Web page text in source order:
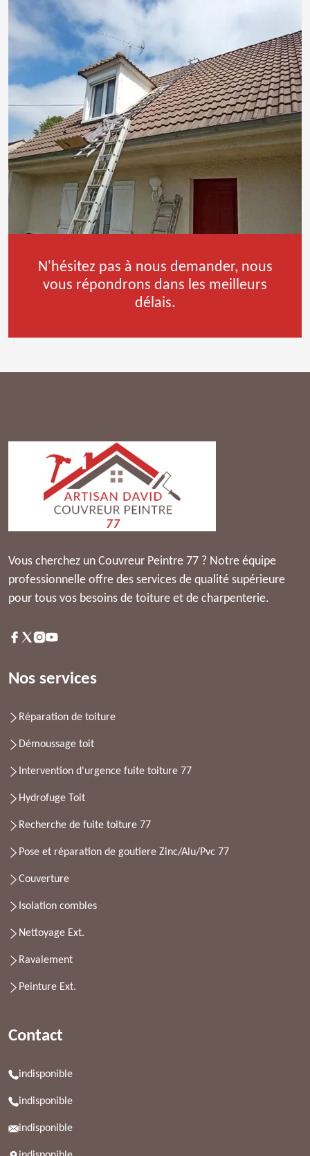
N'hésitez pas à nous demander, nous
vous répondrons dans les meilleurs
délais.
Vous cherchez un Couvreur Peintre 77 ? Notre équipe
professionnelle offre des services de qualité supérieure
pour tous vos besoins de toiture et de charpenterie.
Nos services
Réparation de toiture
Démoussage toit
Intervention d'urgence fuite toiture 77
Hydrofuge Toit
Recherche de fuite toiture 77
Pose et réparation de goutiere Zinc/Alu/Pvc 77
Couverture
Isolation combles
Nettoyage Ext.
Ravalement
Peinture Ext.
Contact
indisponible
indisponible
indisponible